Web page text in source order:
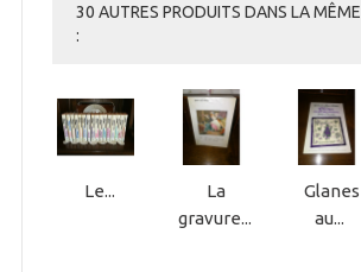
30 AUTRES PRODUITS DANS LA
:
Le...
La
gravure...
Glanes
au...